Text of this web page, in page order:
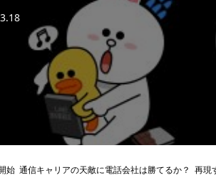
始 通信キャリアの天敵に電話会社は勝てるか？ 再現